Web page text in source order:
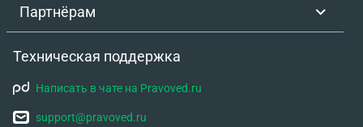
Партнёрам
Техническая поддержка
Написать в чате на Pravoved.ru
support@pravoved.ru